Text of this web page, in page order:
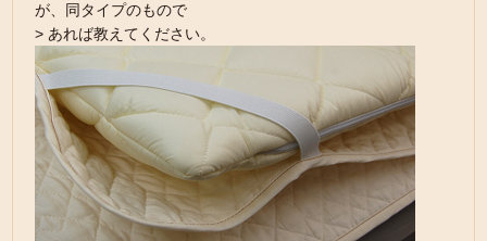
が、同タイプのもので
> あれば教えてください。